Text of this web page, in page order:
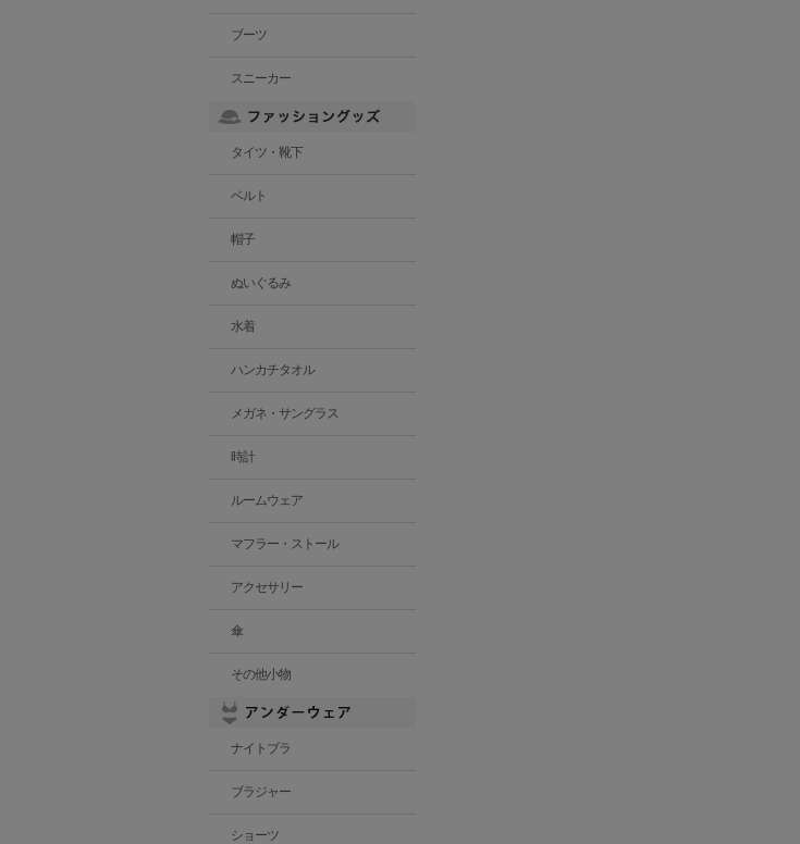
ブーツ
スニーカー
タイツ・靴下
ベルト
帽子
ぬいぐるみ
水着
ハンカチタオル
メガネ・サングラス
時計
ルームウェア
マフラー・ストール
アクセサリー
傘
その他小物
ナイトブラ
ブラジャー
ショーツ